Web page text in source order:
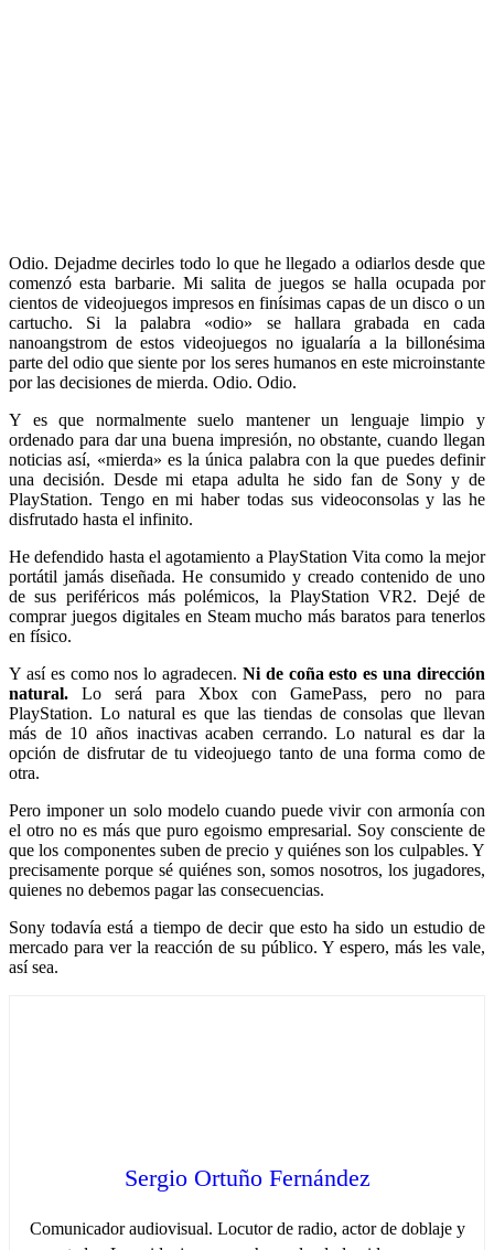
Odio. Dejadme decirles todo lo que he llegado a odiarlos desde que
comenzó esta barbarie. Mi salita de juegos se halla ocupada por
cientos de videojuegos impresos en finísimas capas de un disco o un
cartucho. Si la palabra «odio» se hallara grabada en cada
nanoangstrom de estos videojuegos no igualaría a la billonésima
parte del odio que siente por los seres humanos en este microinstante
por las decisiones de mierda. Odio. Odio.
Y es que normalmente suelo mantener un lenguaje limpio y
ordenado para dar una buena impresión, no obstante, cuando llegan
noticias así, «mierda» es la única palabra con la que puedes definir
una decisión. Desde mi etapa adulta he sido fan de Sony y de
PlayStation. Tengo en mi haber todas sus videoconsolas y las he
disfrutado hasta el infinito.
He defendido hasta el agotamiento a PlayStation Vita como la mejor
portátil jamás diseñada. He consumido y creado contenido de uno
de sus periféricos más polémicos, la PlayStation VR2. Dejé de
comprar juegos digitales en Steam mucho más baratos para tenerlos
en físico.
Y así es como nos lo agradecen. Ni de coña esto es una dirección
natural. Lo será para Xbox con GamePass, pero no para
PlayStation. Lo natural es que las tiendas de consolas que llevan
más de 10 años inactivas acaben cerrando. Lo natural es dar la
opción de disfrutar de tu videojuego tanto de una forma como de
otra.
Pero imponer un solo modelo cuando puede vivir con armonía con
el otro no es más que puro egoismo empresarial. Soy consciente de
que los componentes suben de precio y quiénes son los culpables. Y
precisamente porque sé quiénes son, somos nosotros, los jugadores,
quienes no debemos pagar las consecuencias.
Sony todavía está a tiempo de decir que esto ha sido un estudio de
mercado para ver la reacción de su público. Y espero, más les vale,
así sea.
Sergio Ortuño Fernández
Comunicador audiovisual. Locutor de radio, actor de doblaje y